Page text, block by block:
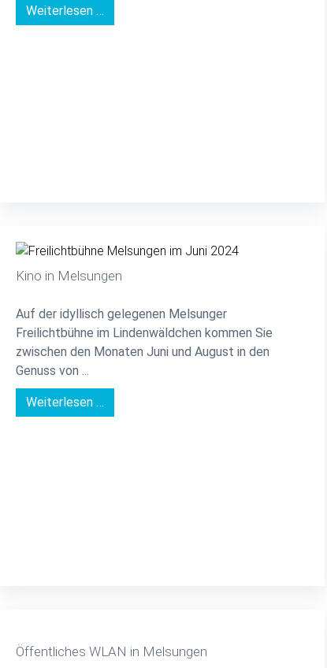
Weiterlesen …
Kino in Melsungen
Auf der idyllisch gelegenen Melsunger
Freilichtbühne im Lindenwäldchen kommen Sie
zwischen den Monaten Juni und August in den
Genuss von ...
Weiterlesen …
Öffentliches WLAN in Melsungen